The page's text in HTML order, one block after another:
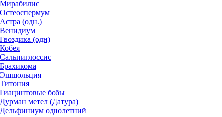
Мирабилис
Остеоспермум
Астра (одн.)
Венидиум
Гвоздика (одн)
Кобея
Сальпиглоссис
Брахикома
Эшшольция
Титония
Гиацинтовые бобы
Дурман метел (Датура)
Дельфиниум однолетний